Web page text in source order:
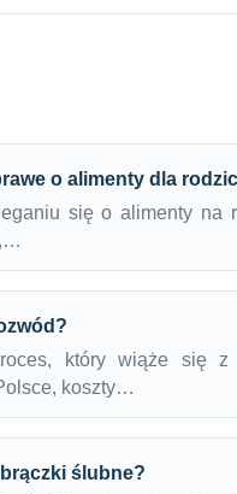
o alimenty dla
się o alimenty na
który wiąże się z
koszty…
ślubne?